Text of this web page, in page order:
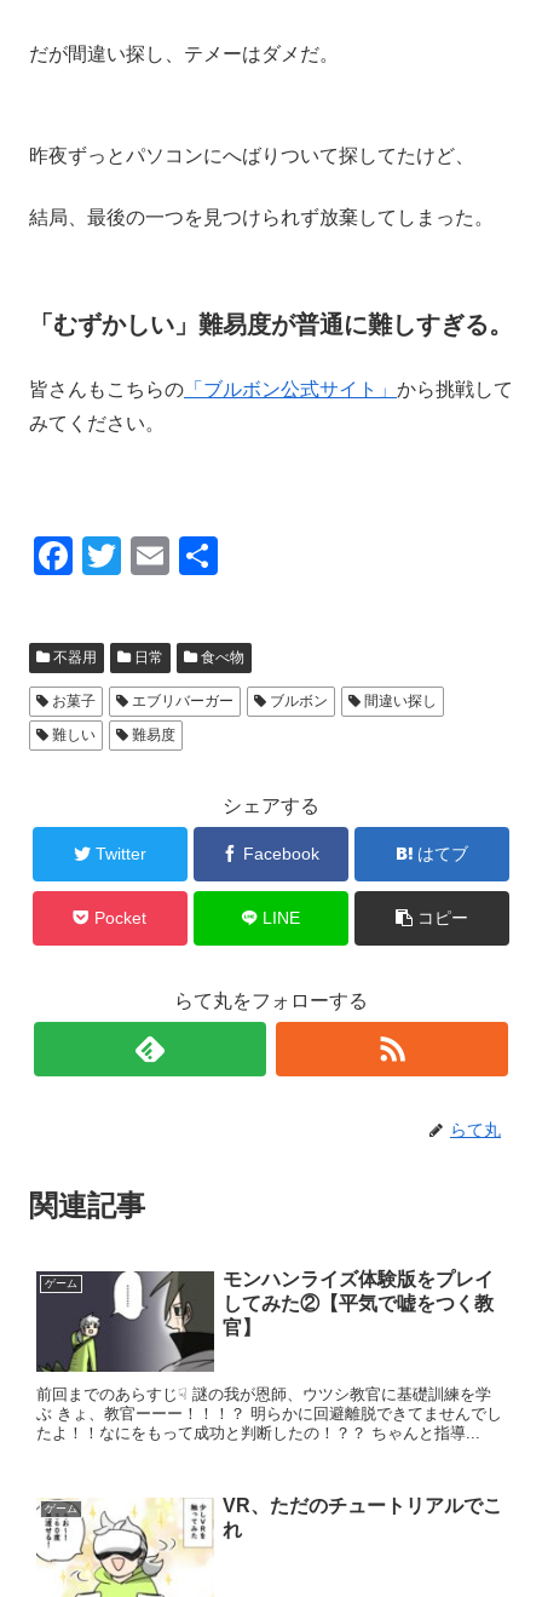
だが間違い探し、テメーはダメだ。
昨夜ずっとパソコンにへばりついて探してたけど、
結局、最後の一つを見つけられず放棄してしまった。
「むずかしい」難易度が普通に難しすぎる。
皆さんもこちらの 「ブルボン公式サイト」 から挑戦して
みてください。
F
c
e
b
o
k
T
tt
er
E
ail
不器用 日常 食べ物
お菓子 エブリバーガー ブルボン
間違い探し
難しい
難易度
シェアする
Twitter Facebook はてブ
Pocket LINE コピー
らて丸をフォローする
らて丸
関連記事
ゲーム
モンハンライズ体験版をプレイ
してみた②【平気で嘘をつく教
官】
前回までのあらすじ☟ 謎の我が恩師、ウツシ教官に基礎訓練を学
ぶ きょ、教官ーーー！！！？ 明らかに回避離脱できてませんでし
たよ！！なにをもって成功と判断したの！？？ ちゃんと指導...
ゲーム
VR、ただのチュートリアルでこ
れ